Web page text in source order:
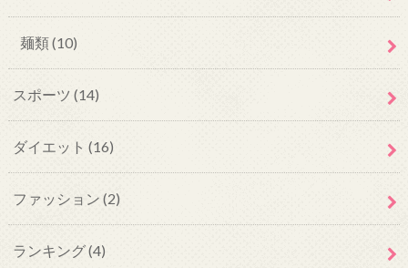
麺類(10)
スポーツ (14)
ダイエット (16)
ファッション (2)
ランキング(4)